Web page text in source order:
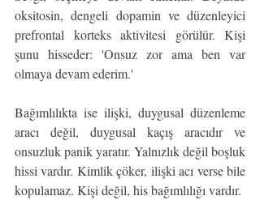
oksitosin, dengeli dopamin ve düzenleyici
prefrontal korteks aktivitesi görülür. Kişi
şunu hisseder: 'Onsuz zor ama ben var
olmaya devam ederim.'
Bağımlılıkta ise ilişki, duygusal düzenleme
aracı değil, duygusal kaçış aracıdır ve
onsuzluk panik yaratır. Yalnızlık değil boşluk
hissi vardır. Kimlik çöker, ilişki acı verse bile
kopulamaz. Kişi değil, his bağımlılığı vardır.